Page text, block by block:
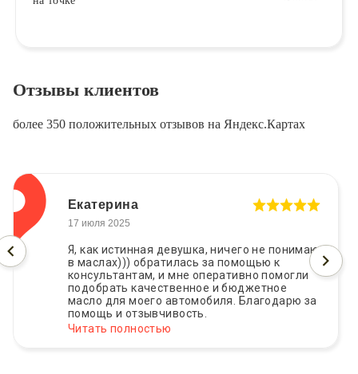
Отзывы клиентов
более 350 положительных отзывов на Яндекс.Картах
Екатерина
17 июля 2025
Я, как истинная девушка, ничего не понимаю
в маслах))) обратилась за помощью к
консультантам, и мне оперативно помогли
подобрать качественное и бюджетное
масло для моего автомобиля. Благодарю за
помощь и отзывчивость.
Читать полностью